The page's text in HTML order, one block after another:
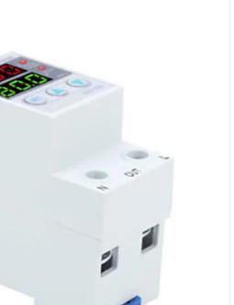
I circuiti dei prodotti
elettronici di buona qualità